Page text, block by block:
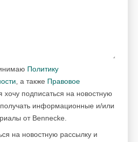
Политику
, а также Правовое
я хочу подписаться на новостную
информационные и/или
от Bennecke.
на новостную рассылку и